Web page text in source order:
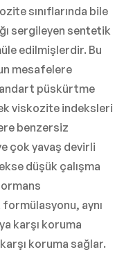
sınıflarında bile
sergileyen sentetik
edilmişlerdir. Bu
mesafelere
püskürtme
viskozite indeksleri
benzersiz
çok yavaş devirli
düşük çalışma
aynı
karşı koruma
koruma sağlar.